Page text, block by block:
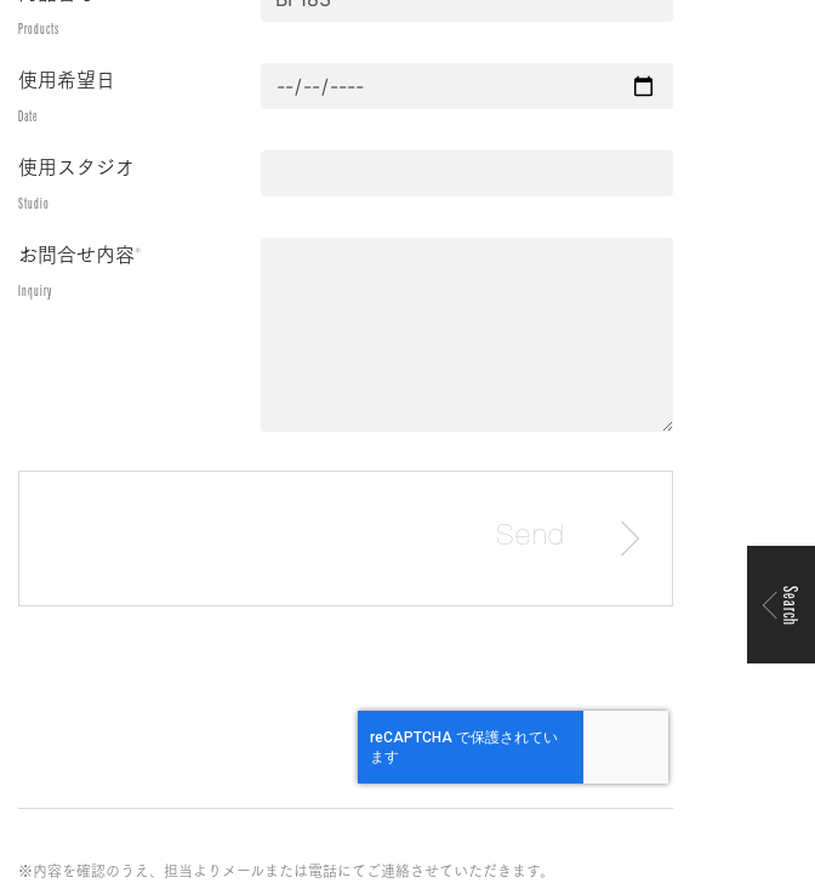
Products
使用希望日
Date
使用スタジオ
Studio
お問合せ内容*
Inquiry
※内容を確認のうえ、担当よりメールまたは電話にてご連絡させていただきます。
Search